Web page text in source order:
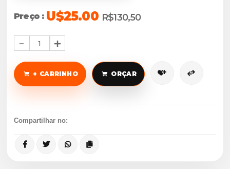
Preço : U$25.00 R$130,50
1
+ CARRINHO ORÇAR
Compartilhar no: